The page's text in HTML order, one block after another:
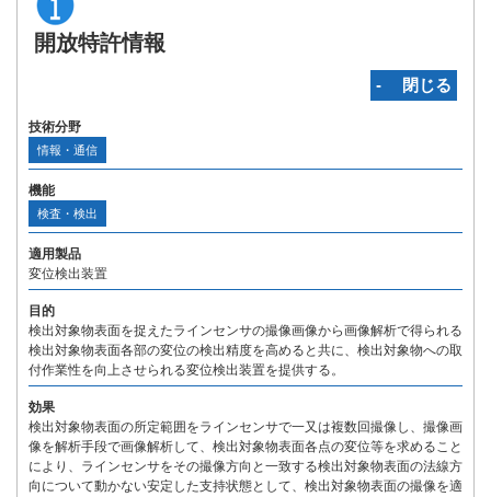
開放特許情報
‐ 閉じる
技術分野
情報・通信
機能
検査・検出
適用製品
変位検出装置
目的
検出対象物表面を捉えたラインセンサの撮像画像から画像解析で得られる
検出対象物表面各部の変位の検出精度を高めると共に、検出対象物への取
付作業性を向上させられる変位検出装置を提供する。
効果
検出対象物表面の所定範囲をラインセンサで一又は複数回撮像し、撮像画
像を解析手段で画像解析して、検出対象物表面各点の変位等を求めること
により、ラインセンサをその撮像方向と一致する検出対象物表面の法線方
向について動かない安定した支持状態として、検出対象物表面の撮像を適